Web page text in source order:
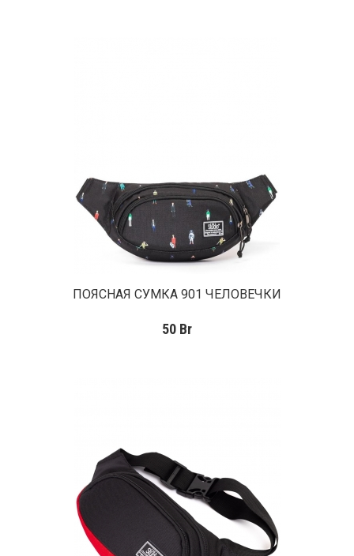
ПОЯСНАЯ СУМКА 901 ЧЕЛОВЕЧКИ
50 Br